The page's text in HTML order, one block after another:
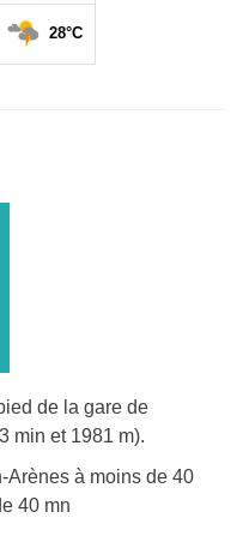
de la gare de
min et 1981 m).
Arènes à moins de 40
40 mn